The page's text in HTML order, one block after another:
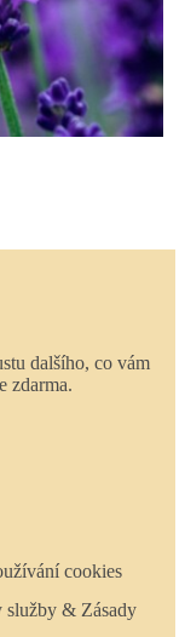
dalšího, co vám
zdarma.
cookies
služby & Zásady